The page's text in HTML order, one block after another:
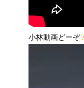
小林動画どーぞ